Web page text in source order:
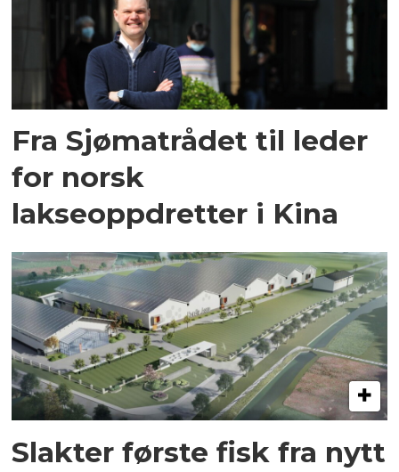
Fra Sjømatrådet til leder
for norsk
lakseoppdretter i Kina
Slakter første fisk fra nytt